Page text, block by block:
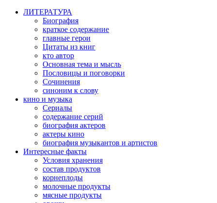
ЛИТЕРАТУРА
Биография
краткое содержание
главные герои
Цитаты из книг
кто автор
Основная тема и мысль
Пословицы и поговорки
Сочинения
синоним к слову
кино и музыка
Сериалы
содержание серий
биография актеров
актеры кино
биография музыкантов и артистов
Интересные факты
Условия хранения
состав продуктов
корнеплоды
молочные продукты
мясные продукты